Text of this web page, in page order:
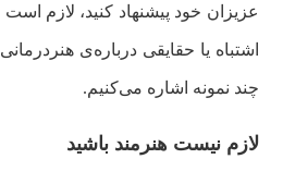
عزیزان خود پیشنهاد کنید، لازم است
اشتباه یا حقایقی درباره‌ی
چند نمونه اشاره می‌کنیم.
لازم نیست هنرمند باشید